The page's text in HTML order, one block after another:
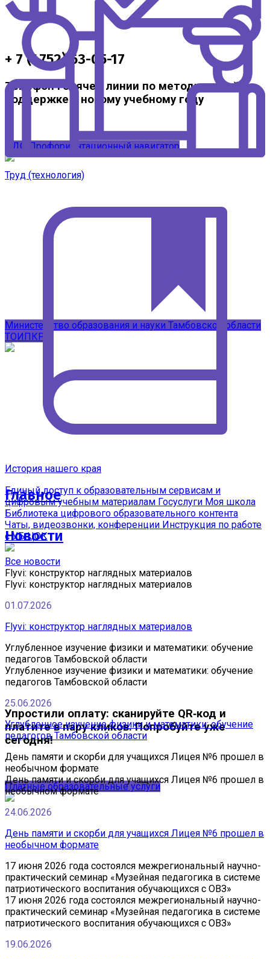
+ 7 (4752) 63-05-17
Телефон горячей линии по методической
поддержке к новому учебному году
ЦДО Профориентационный навигатор
Подписывайтесь на наши каналы в
Министерство образования и науки Тамбовской области
ТОИПКРО
Единый доступ к образовательным сервисам и
цифровым учебным материалам Госуслуги Моя школа
Библиотека цифрового образовательного контента
Чаты, видеозвонки, конференции Инструкция по работе
с УБ ЦОК
Упростили оплату: сканируйте QR‑код и
платите в пару кликов. Попробуйте уже
сегодня!
Платные образовательные услуги
Труд (технология)
История нашего края
Главное
Новости
Все новости
Flyvi: конструктор наглядных материалов
Flyvi: конструктор наглядных материалов
01.07.2026
Flyvi: конструктор наглядных материалов
Углубленное изучение физики и математики: обучение
педагогов Тамбовской области
Углубленное изучение физики и математики: обучение
педагогов Тамбовской области
25.06.2026
Углубленное изучение физики и математики: обучение
педагогов Тамбовской области
День памяти и скорби для учащихся Лицея №6 прошел в
необычном формате
День памяти и скорби для учащихся Лицея №6 прошел в
необычном формате
24.06.2026
День памяти и скорби для учащихся Лицея №6 прошел в
необычном формате
17 июня 2026 года состоялся межрегиональный научно-
практический семинар «Музейная педагогика в системе
патриотического воспитания обучающихся с ОВЗ»
17 июня 2026 года состоялся межрегиональный научно-
практический семинар «Музейная педагогика в системе
патриотического воспитания обучающихся с ОВЗ»
19.06.2026